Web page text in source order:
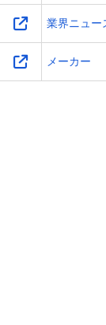
業界ニュー
メーカー